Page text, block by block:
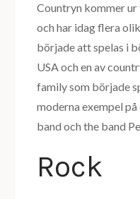
Countryn kommer
och har idag flera
började att spelas i
USA och en av
family som började
moderna exempel
band och the band
Rock